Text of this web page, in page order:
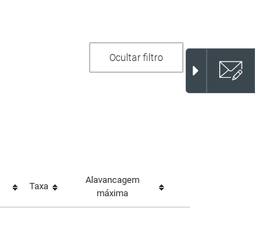
Ocultar filtro
Taxa
Alavancagem
máxima